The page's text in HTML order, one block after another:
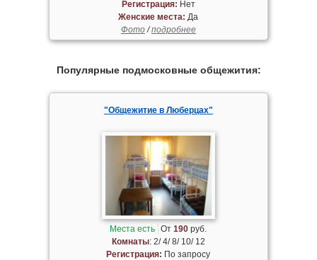
Регистрация: Нет
Женские места: Да
Фото/подробнее
Популярные подмосковные общежития:
"Общежитие в Люберцах"
Места есть От190 руб.
Комнаты: 2/ 4/ 8/ 10/ 12
Регистрация: По запросу